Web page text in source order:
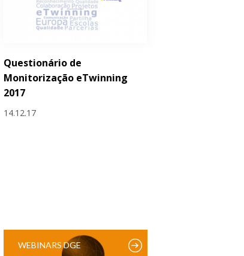
Questionário de
Monitorização eTwinning
2017
14.12.17
WEBINARS DGE